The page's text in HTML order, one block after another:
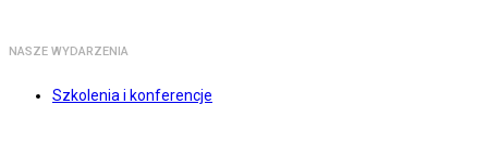
NASZE WYDARZENIA
Szkolenia i konferencje